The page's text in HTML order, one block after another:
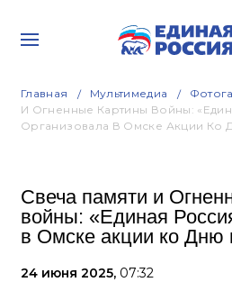
Главная Мультимедиа
И Огненные Картины Войны:
Организовала В Омске Акции Ко
Свеча памяти и
войны: «Единая
в Омске акции ко Дню
24 июня 2025, 07:32